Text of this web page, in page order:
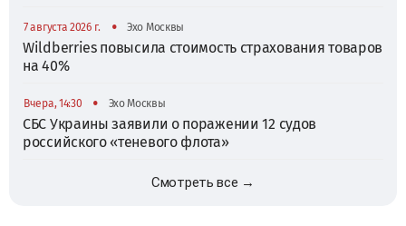
7 августа 2026 г. • Эхо Москвы
Wildberries повысила стоимость страхования товаров
на 40%
Вчера, 14:30 • Эхо Москвы
СБС Украины заявили о поражении 12 судов
российского «теневого флота»
Смотреть все →